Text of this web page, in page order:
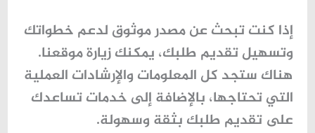
إذا كنت تبحث عن مصدر موثوق لدعم خطواتك
وتسهيل تقديم طلبك، يمكنك زيارة موقعنا.
هناك ستجد كل المعلومات والإرشادات العملية
التي تحتاجها، بالإضافة إلى خدمات تساعدك
على تقديم طلبك بثقة وسهولة.